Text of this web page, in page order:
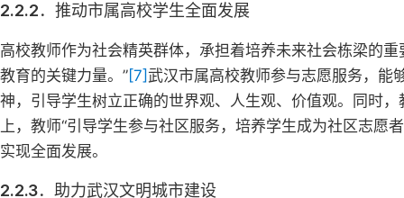
2.2.2．推动市属高校学生全面发展
高校教师作为社会精英群体，承担着培养未来社会栋梁的
教育的关键力量。”[7] 武汉市属高校教师参与志愿服务，能
神，引导学生树立正确的世界观、人生观、价值观。同时
上，教师“引导学生参与社区服务，培养学生成为社区志愿
实现全面发展。
2.2.3．助力武汉文明城市建设